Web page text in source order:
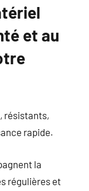
et au
résistants,
rapide.
la
régulières et